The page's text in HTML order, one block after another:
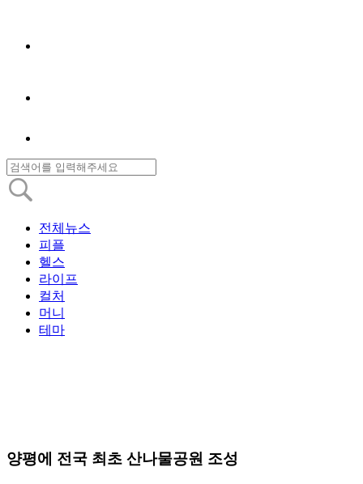
전체뉴스
피플
헬스
라이프
컬처
머니
테마
양평에 전국 최초 산나물공원 조성